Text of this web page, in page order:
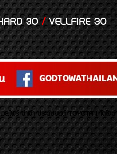
30/VELLFIRE 30
ฟร์ นำเข้า ประดับยนต์ TOYOTA ( โตโยต้